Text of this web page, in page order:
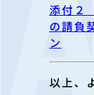
添付２
の請負
ン
以上、